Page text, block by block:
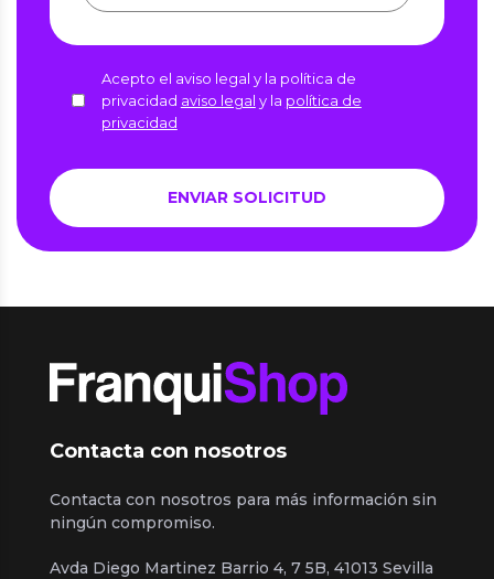
Acepto el aviso legal y la política de
privacidad aviso legal y la política de
privacidad
Contacta con nosotros
Contacta con nosotros para más información sin
ningún compromiso.
Avda Diego Martinez Barrio 4, 7 5B, 41013 Sevilla